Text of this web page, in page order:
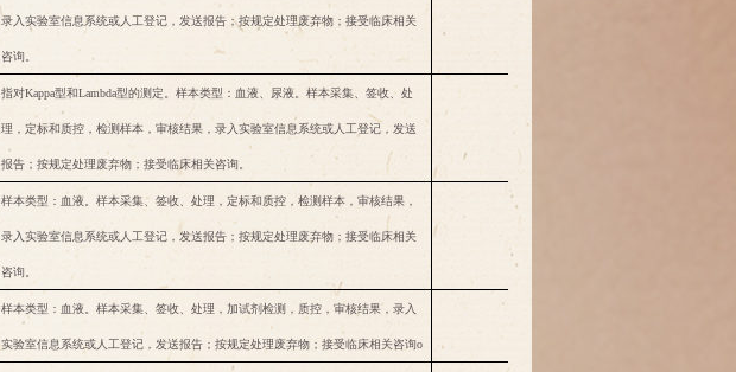
录入实验室信息系统或人工登记，发送报告；按规定处理废弃物；接受临床相关
咨询。
指对Kappa型和Lambda型的测定。样本类型：血液、尿液。样本采集、签收、处
理，定标和质控，检测样本，审核结果，录入实验室信息系统或人工登记，发送
报告；按规定处理废弃物；接受临床相关咨询。
样本类型：血液。样本采集、签收、处理，定标和质控，检测样本，审核结果，
录入实验室信息系统或人工登记，发送报告；按规定处理废弃物；接受临床相关
咨询。
样本类型：血液。样本采集、签收、处理，加试剂检测，质控，审核结果，录入
实验室信息系统或人工登记，发送报告；按规定处理废弃物；接受临床相关咨询o